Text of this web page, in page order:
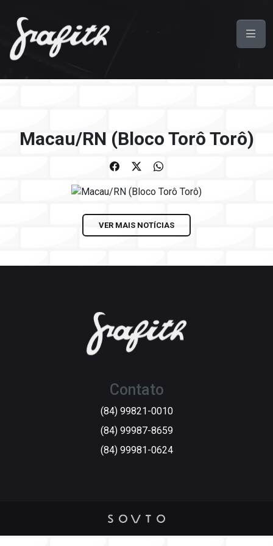
Macau/RN (Bloco Torô Torô)
VER MAIS NOTÍCIAS
Contato
(84) 99821-0010
(84) 99987-8659
(84) 99981-0624